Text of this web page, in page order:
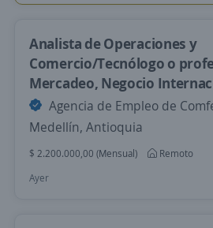
Analista de Operaciones y
Comercio/Tecnólogo o
Mercadeo, Negocio
Agencia de Empleo de
Medellín, Antioquia
$ 2.200.000,00 (Mensual)
Remoto
Ayer